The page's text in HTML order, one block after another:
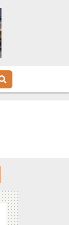
previa a la